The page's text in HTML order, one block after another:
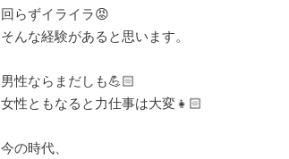
回らずイライラ😡
そんな経験があると思います。
男性ならまだしも💪🏻
女性ともなると力仕事は大変👧🏻
今の時代、